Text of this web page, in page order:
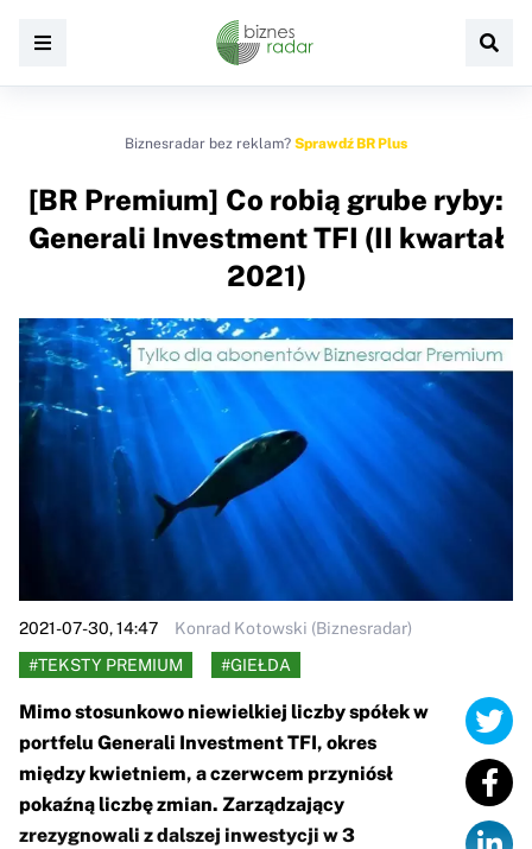
Biznesradar bez reklam? Sprawdź BR Plus
[BR Premium] Co robią grube ryby:
Generali Investment TFI (II kwartał
2021)
2021-07-30, 14:47
Konrad Kotowski (Biznesradar)
#TEKSTY PREMIUM
#GIEŁDA
Mimo stosunkowo niewielkiej liczby spółek w
portfelu Generali Investment TFI, okres
między kwietniem, a czerwcem przyniósł
pokaźną liczbę zmian. Zarządzający
zrezygnowali z dalszej inwestycji w 3